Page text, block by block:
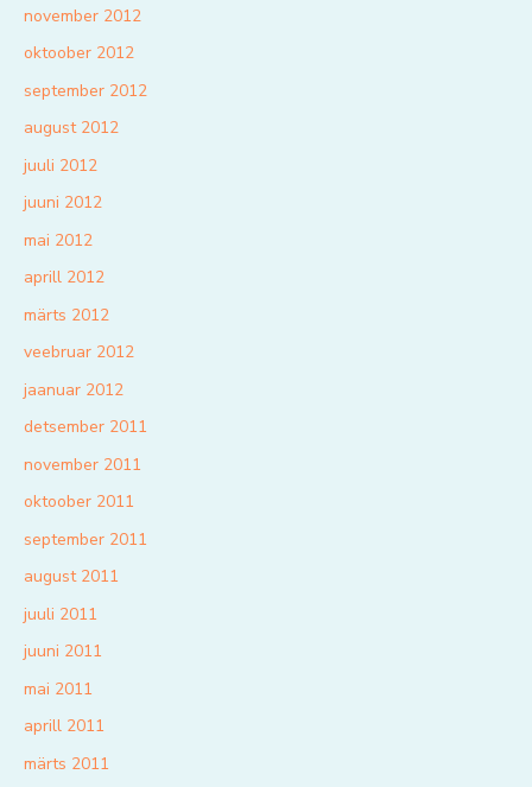
november 2012
oktoober 2012
september 2012
august 2012
juuli 2012
juuni 2012
mai 2012
aprill 2012
märts 2012
veebruar 2012
jaanuar 2012
detsember 2011
november 2011
oktoober 2011
september 2011
august 2011
juuli 2011
juuni 2011
mai 2011
aprill 2011
märts 2011